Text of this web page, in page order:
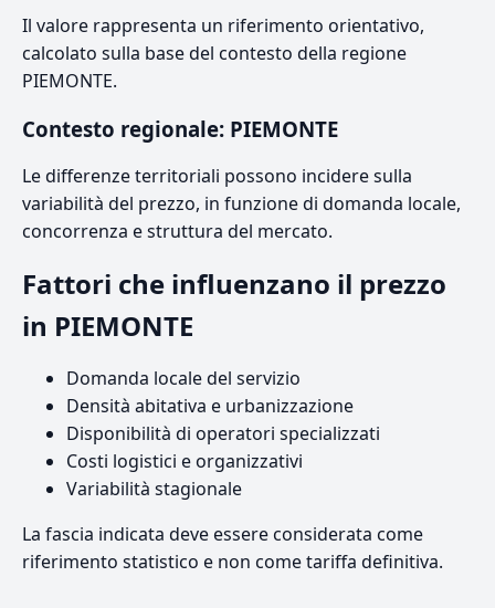
Il valore rappresenta un riferimento orientativo,
calcolato sulla base del contesto della regione
PIEMONTE.
Contesto regionale: PIEMONTE
Le differenze territoriali possono incidere sulla
variabilità del prezzo, in funzione di domanda locale,
concorrenza e struttura del mercato.
Fattori che influenzano il prezzo
in PIEMONTE
Domanda locale del servizio
Densità abitativa e urbanizzazione
Disponibilità di operatori specializzati
Costi logistici e organizzativi
Variabilità stagionale
La fascia indicata deve essere considerata come
riferimento statistico e non come tariffa definitiva.